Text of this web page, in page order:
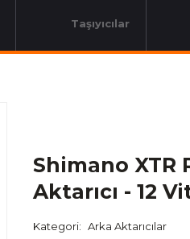
Taşıyıcılar
Shimano XTR
Aktarıcı - 12
Kategori
Arka Aktarıcılar